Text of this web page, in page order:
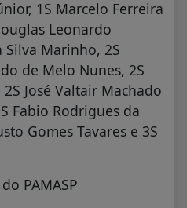
1S Marcelo Ferreira
Leonardo
Silva Marinho, 2S
de Melo Nunes, 2S
José Valtair Machado
Fabio Rodrigues da
Gomes Tavares e 3S
PAMASP